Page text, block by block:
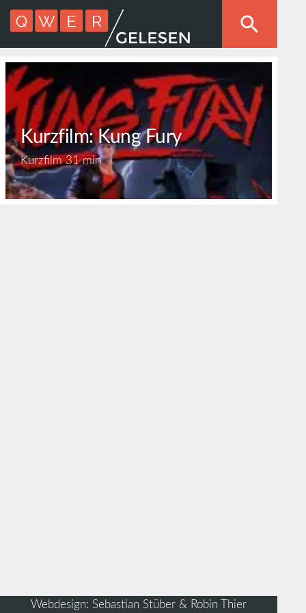
Kurzfilm: Kung Fury
Kurzfilm31 min
Webdesign: Sebastian Stüber & Robin Thier